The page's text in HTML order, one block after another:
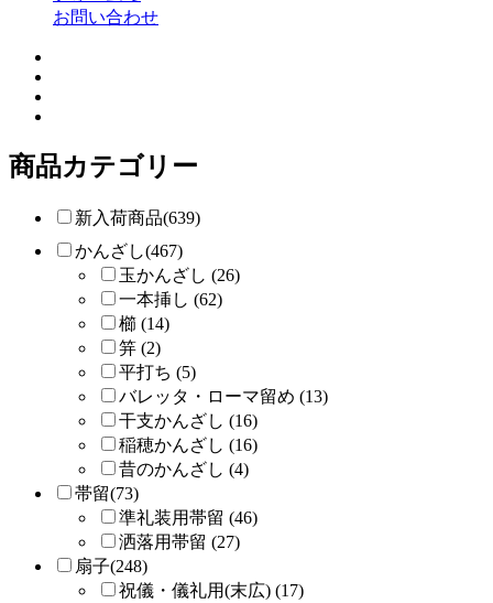
お問い合わせ
商品カテゴリー
新入荷商品(639)
かんざし(467)
玉かんざし (26)
一本挿し (62)
櫛 (14)
笄 (2)
平打ち (5)
バレッタ・ローマ留め (13)
干支かんざし (16)
稲穂かんざし (16)
昔のかんざし (4)
帯留(73)
準礼装用帯留 (46)
洒落用帯留 (27)
扇子(248)
祝儀・儀礼用(末広) (17)